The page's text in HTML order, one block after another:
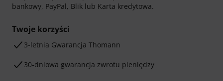
bankowy, PayPal, Blik lub Karta kredytowa.
Twoje korzyści
3-letnia Gwarancja Thomann
30-dniowa gwarancja zwrotu pieniędzy